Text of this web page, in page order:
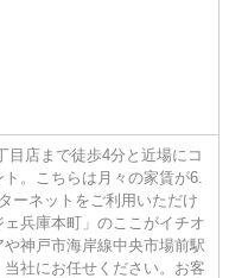
目店まで徒歩4分と近場にコ
。こちらは月々の家賃が6.
ーネットをご利用いただけ
兵庫本町」のここがイチオ
神戸市海岸線中央市場前駅
社にお任せください。お客